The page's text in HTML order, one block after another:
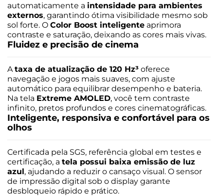
Sensores
Acelerômetro; Giroscópio; Proximidade; Luz Ambiente;
Bússola; Sar sensor; Desbloqueio Facial; Impressão Digital
na tela
Design
Peso
182 g
Dimensões
7,33
Entradas
USB-C
automaticamente a intensidade para ambientes
externos, garantindo ótima visibilidade mesmo sob
sol forte. O Color Boost inteligente aprimora
contraste e saturação, deixando as cores mais vivas.
Fluidez e precisão de cinema
Ataxa de atualização de 120 Hz³ oferece
navegação e jogos mais suaves, com ajuste
automático para equilibrar desempenho e bateria.
Na tela Extreme AMOLED, você tem contraste
infinito, pretos profundos e cores cinematográficas.
Inteligente, responsiva e confortável para os
olhos
Certificada pela SGS, referência global em testes e
certificação, a tela possui baixa emissão de luz
azul, ajudando a reduzir o cansaço visual. O sensor
de impressão digital sob o display garante
desbloqueio rápido e prático.